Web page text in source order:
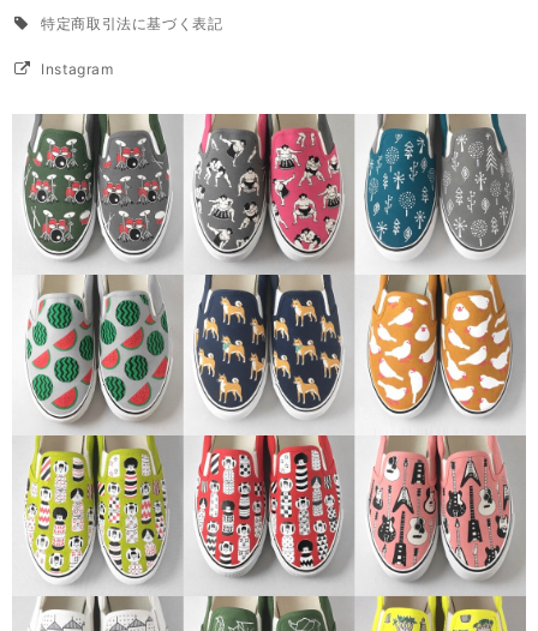
特定商取引法に基づく表記
Instagram